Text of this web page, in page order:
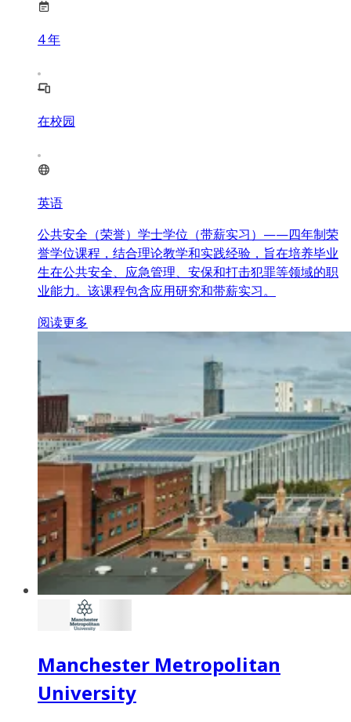
4年
在校园
英语
公共安全（荣誉）学士学位（带薪实习）——四年制荣
誉学位课程，结合理论教学和实践经验，旨在培养毕业
生在公共安全、应急管理、安保和打击犯罪等领域的职
业能力。该课程包含应用研究和带薪实习。
阅读更多
Manchester Metropolitan
University